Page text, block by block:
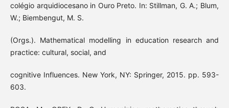
colégio arquidiocesano in Ouro Preto. In: Stillman, G. A.; Blum,
W.; Biembengut, M. S.
(Orgs.). Mathematical modelling in education research and
practice: cultural, social, and
cognitive Influences. New York, NY: Springer, 2015. pp. 593-
603.